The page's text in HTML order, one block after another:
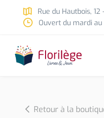
Skip to main content
Rue du Hautbois,
Ouvert du mardi au
Retour à la